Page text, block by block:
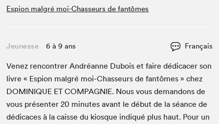
Espion malgré moi-Chasseurs de fantômes
Jeunesse 6 à 9 ans Français
Venez ren­con­tr­er Andréanne Dubois et faire dédi­cac­er son
livre « Espi­on mal­gré moi-Chas­seurs de fan­tômes » chez
DOMINIQUE ET COM­PAG­NIE. Nous vous deman­dons de
vous présen­ter20 min­utes avant le début de la séance de
dédi­caces à la caisse du kiosque indiqué plus haut. Pour un